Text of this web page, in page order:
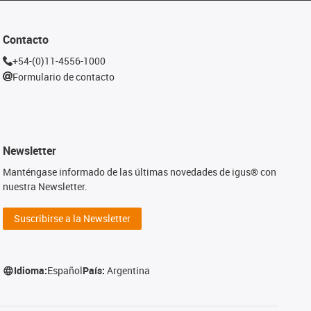
Contacto
+54-(0)11-4556-1000
Formulario de contacto
Newsletter
Manténgase informado de las últimas novedades de igus® con
nuestra Newsletter.
Suscribirse a la Newsletter
Idioma:EspañolPaís:Argentina